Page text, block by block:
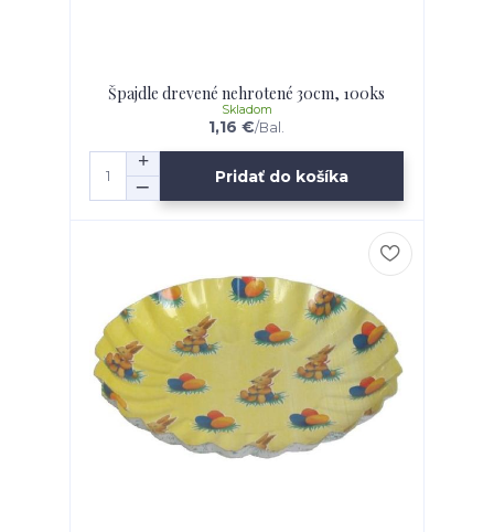
Špajdle drevené nehrotené 30cm, 100ks
1,16 €/Bal.
Skladom
Pridať do košíka